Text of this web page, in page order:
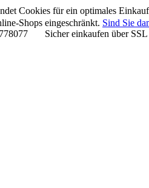
Cookies für ein optimales
Shops eingeschränkt. Sind Sie
778077 Sicher einkaufen über SSL